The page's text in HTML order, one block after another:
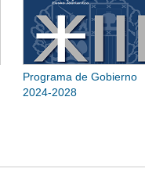
Programa de Gobierno
2024-2028